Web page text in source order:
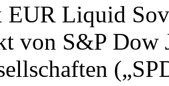
Liquid
von S&P Dow